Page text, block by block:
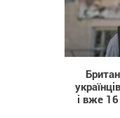
і вже 16